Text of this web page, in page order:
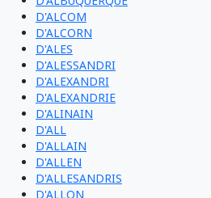
D'ALCOM
D'ALCORN
D'ALES
D'ALESSANDRI
D'ALEXANDRI
D'ALEXANDRIE
D'ALINAIN
D'ALL
D'ALLAIN
D'ALLEN
D'ALLESANDRIS
D'ALLON